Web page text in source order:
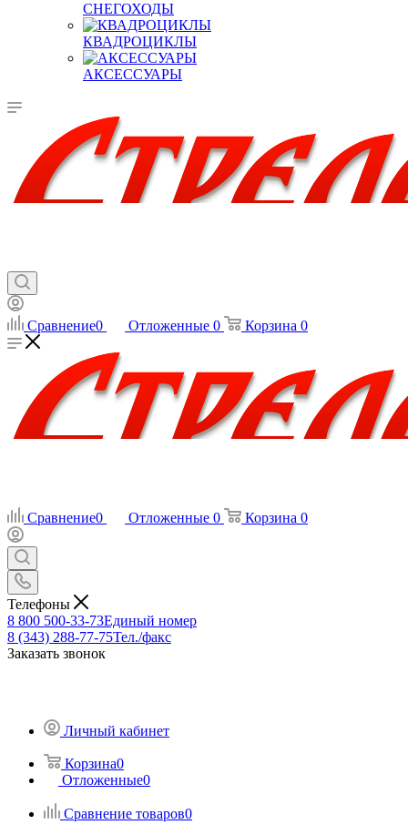
СНЕГОХОДЫ
КВАДРОЦИКЛЫ
АКСЕССУАРЫ
Сравнение0 Отложенные 0 Корзина 0
Сравнение0 Отложенные 0 Корзина 0
Телефоны
8 800 500-33-73Единый номер
8 (343) 288-77-75Тел./факс
Заказать звонок
Личный кабинет
Корзина0
Отложенные0
Сравнение товаров0